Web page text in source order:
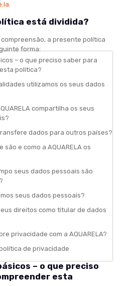
.
está dividida?
a presente política
forma:
– o que preciso saber para
política?
utilizamos os seus dados
compartilha os seus
dados para outros países?
são e como a AQUARELA os
seus dados pessoais são
seus dados pessoais?
direitos como titular de dados
privacidade com a AQUARELA?
de privacidade
– o que preciso
esta